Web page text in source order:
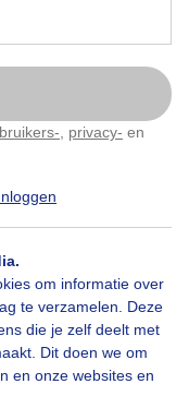
privacy- en
om informatie over
te verzamelen. Deze
die je zelf deelt met
Dit doen we om
en onze websites en
later